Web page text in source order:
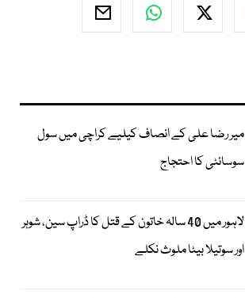
میر رضا علی کے انصاف کیلیے کراچی میں سول
سوسائٹی کا احتجاج
لاہور میں 40 سالہ خاتون کے قتل کا ڈراپ سین، شوہر
اور سوتیلا بیٹا ملوث نکلے